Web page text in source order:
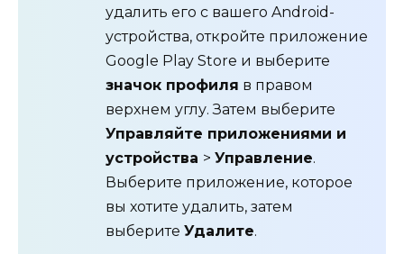
удалить его с вашего Android-
устройства, откройте приложение
Google Play Store и выберите
значок профиля в правом
верхнем углу. Затем выберите
Управляйте приложениями и
устройства > Управление.
Выберите приложение, которое
вы хотите удалить, затем
выберите Удалите.